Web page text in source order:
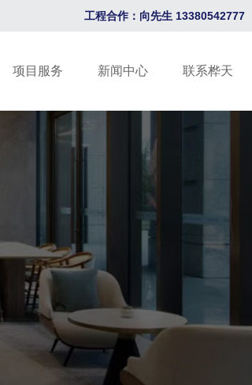
工程合作：向先生
项目服务 新闻中心 联系桦天